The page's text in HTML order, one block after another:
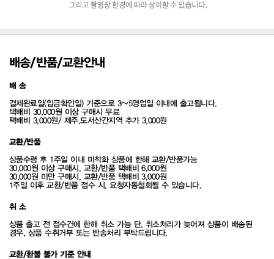
배송/반품/교환안내
배 송
결제완료일(입금확인일) 기준으로 3~5영업일 이내에 출고됩니다.
택배비 30,000원 이상 구매시 무료
택배비 3,000원/ 제주,도서산간지역 추가 3,000원
교환/반품
상품수령 후 1주일 이내 미착화 상품에 한해 교환/반품가능
30,000원 이상 구매시, 교환/반품 택배비 6,000원
30,000원 미만 구매시, 교환/반품 택배비 3,000원
1주일 이후 교환/반품 접수 시, 요청자동철회될 수 있습니다.
취 소
상품 출고 전 접수건에 한해 취소 가능 단, 취소처리가 늦어져 상품이 배송된
경우, 상품 수취거부 또는 반송처리 부탁드립니다.
교환/환불 불가 기준 안내